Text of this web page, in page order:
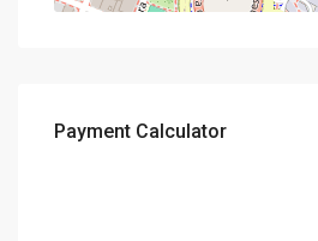
Payment Calculator